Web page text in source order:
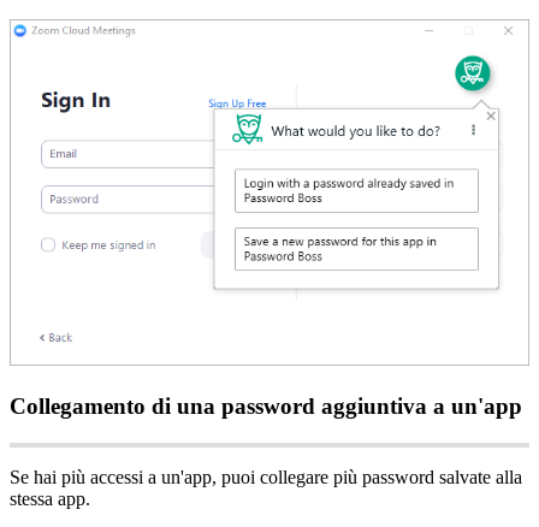
Collegamento di una password aggiuntiva a un'app
Se hai più accessi a un'app, puoi collegare più password salvate alla
stessa app.